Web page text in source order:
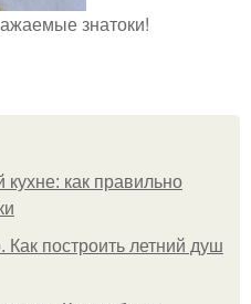
знатоки!
как правильно
Как построить летний душ